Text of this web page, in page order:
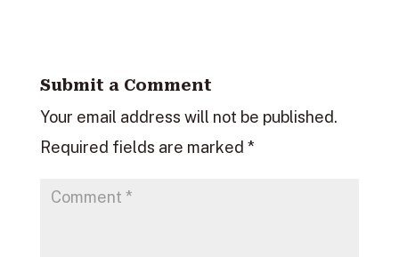
Submit a Comment
Your email address will not be published.
Required fields are marked *